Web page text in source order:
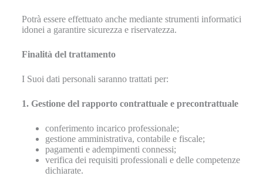
Potrà essere effettuato anche mediante strumenti informatici
idonei a garantire sicurezza e riservatezza.
Finalità del trattamento
I Suoi dati personali saranno trattati per:
1. Gestione del rapporto contrattuale e precontrattuale
conferimento incarico professionale;
gestione amministrativa, contabile e fiscale;
pagamenti e adempimenti connessi;
verifica dei requisiti professionali e delle competenze
dichiarate.